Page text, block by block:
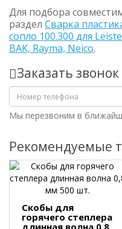
Для подбора
раздел Сварка
сопло 100.300 для
BAK, Rayma, Neico.
Заказать звонок
Мы перезвоним в
Рекомендуемые
Скобы для
горячего степлера
длинная волна 0,8